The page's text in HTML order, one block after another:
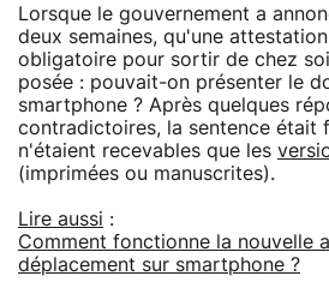
Lorsque le gouvernement a
deux semaines, qu'une
obligatoire pour sortir de chez
posée : pouvait-on présenter le
smartphone ? Après quelques
contradictoires, la sentence était
n'étaient recevables que les
(imprimées ou manuscrites).
Lire aussi :
Comment fonctionne la nouvelle
déplacement sur smartphone ?